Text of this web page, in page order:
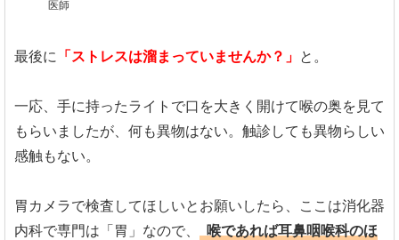
医師
最後に 「ストレスは溜まっていませんか？」 と。
一応、手に持ったライトで口を大きく開けて喉の奥を見て
もらいましたが、何も異物はない。触診しても異物らしい
感触もない。
胃カメラで検査してほしいとお願いしたら、ここは消化器
内科で専門は「胃」なので、
喉であれば耳鼻咽喉科のほ